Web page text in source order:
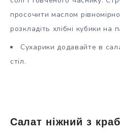
просочити маслом
розкладіть хлібні кубики на
Сухарики додавайте в
стіл.
Салат ніжний з